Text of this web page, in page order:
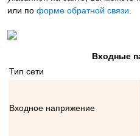
или по форме обратной связи.
Входные
Тип сети
Входное напряжение